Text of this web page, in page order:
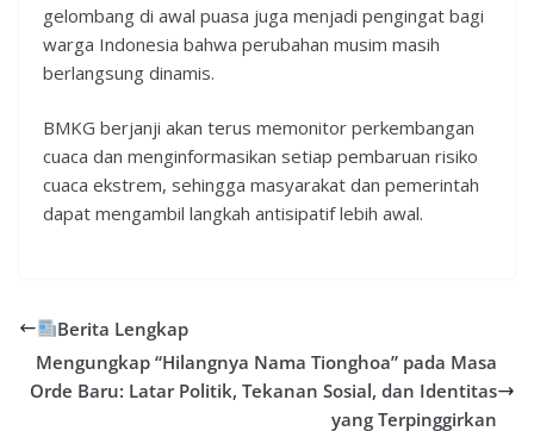
gelombang di awal puasa juga menjadi pengingat bagi
warga Indonesia bahwa perubahan musim masih
berlangsung dinamis.
BMKG berjanji akan terus memonitor perkembangan
cuaca dan menginformasikan setiap pembaruan risiko
cuaca ekstrem, sehingga masyarakat dan pemerintah
dapat mengambil langkah antisipatif lebih awal.
Berita Lengkap
Mengungkap “Hilangnya Nama Tionghoa” pada Masa
Orde Baru: Latar Politik, Tekanan Sosial, dan Identitas
yang Terpinggirkan